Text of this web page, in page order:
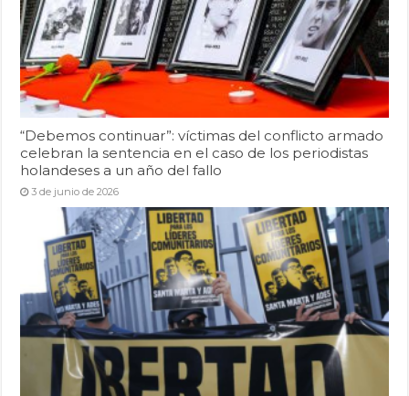
“Debemos continuar”: víctimas del conflicto armado
celebran la sentencia en el caso de los periodistas
holandeses a un año del fallo
3 de junio de 2026